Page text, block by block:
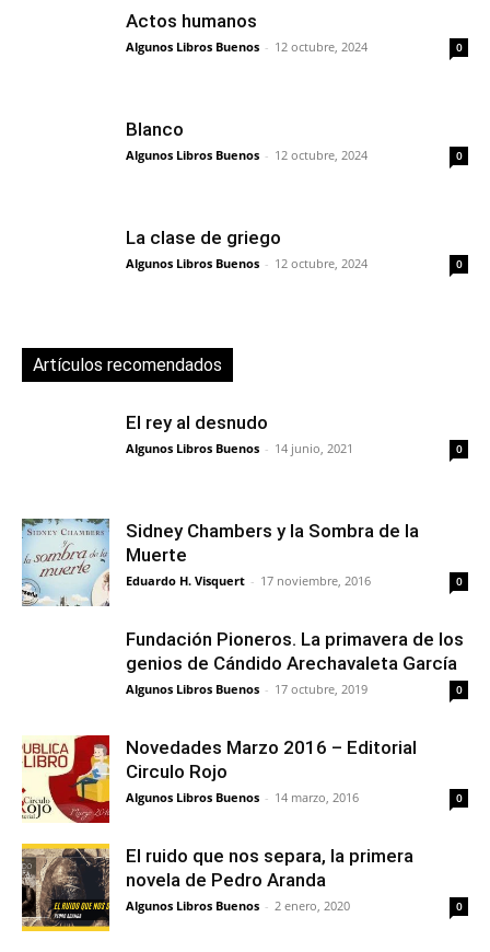
Actos humanos
Algunos Libros Buenos - 12 octubre, 2024 0
Blanco
Algunos Libros Buenos - 12 octubre, 2024 0
La clase de griego
Algunos Libros Buenos - 12 octubre, 2024 0
Artículos recomendados
El rey al desnudo
Algunos Libros Buenos - 14 junio, 2021 0
Sidney Chambers y la Sombra de la
Muerte
Eduardo H. Visquert - 17 noviembre, 2016 0
Fundación Pioneros. La primavera de los
genios de Cándido Arechavaleta García
Algunos Libros Buenos - 17 octubre, 2019 0
Novedades Marzo 2016 – Editorial
Circulo Rojo
Algunos Libros Buenos - 14 marzo, 2016 0
El ruido que nos separa, la primera
novela de Pedro Aranda
Algunos Libros Buenos - 2 enero, 2020 0